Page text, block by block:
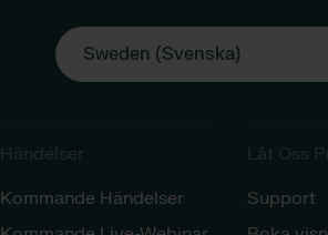
Sweden (Svenska)
Händelser​
Kommande Händelser
Låt Oss
Support